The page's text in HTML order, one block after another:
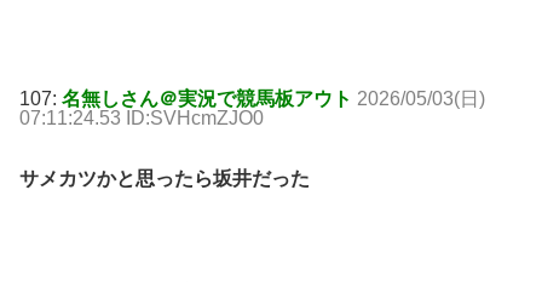
107: 名無しさん＠実況で競馬板アウト 2026/05/03(日)
07:11:24.53 ID:SVHcmZJO0
サメカツかと思ったら坂井だった